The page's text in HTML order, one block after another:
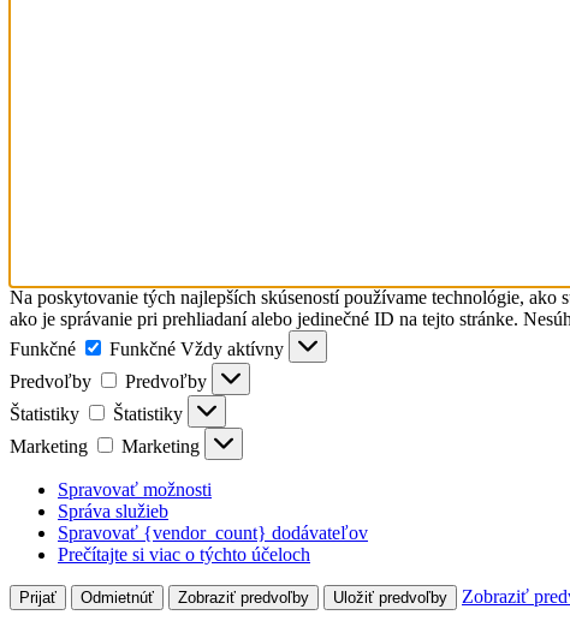
Na poskytovanie tých najlepších skúseností používame technológie,
ako je správanie pri prehliadaní alebo jedinečné ID na tejto stránke.
Funkčné
Funkčné Vždy aktívny
Predvoľby
Predvoľby
Štatistiky
Štatistiky
Marketing
Marketing
Spravovať možnosti
Správa služieb
Spravovať {vendor_count} dodávateľov
Prečítajte si viac o týchto účeloch
Prijať Odmietnúť Zobraziť predvoľby Uložiť predvoľby Zobraziť